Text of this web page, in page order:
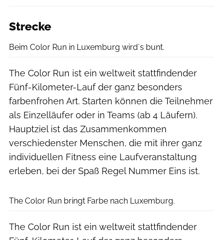
Strecke
Beim Color Run in Luxemburg wird´s bunt.
The Color Run ist ein weltweit stattfindender
Fünf-Kilometer-Lauf der ganz besonders
farbenfrohen Art. Starten können die Teilnehmer
als Einzelläufer oder in Teams (ab 4 Läufern).
Hauptziel ist das Zusammenkommen
verschiedenster Menschen, die mit ihrer ganz
individuellen Fitness eine Laufveranstaltung
erleben, bei der Spaß Regel Nummer Eins ist.
The Color Run bringt Farbe nach Luxemburg.
The Color Run ist ein weltweit stattfindender